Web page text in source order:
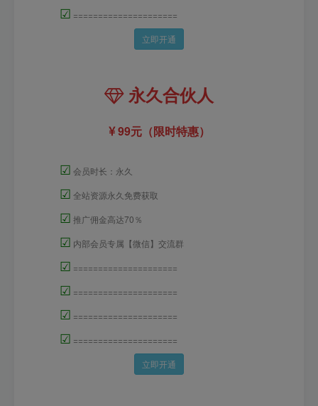
☑ =====================
立即开通
永久合伙人
99元（限时特惠）
☑ 会员时长：永久
☑ 全站资源永久免费获取
☑ 推广佣金高达70％
☑ 内部会员专属【微信】交流群
☑ =====================
☑ =====================
☑ =====================
☑ =====================
立即开通